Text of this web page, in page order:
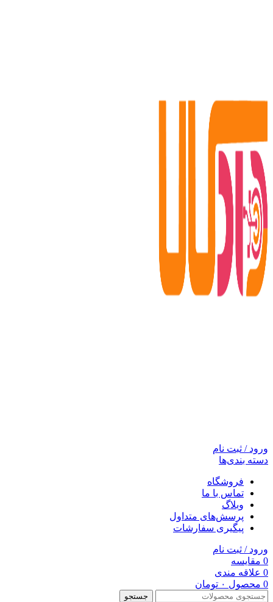
ورود / ثبت نام
دسته بندی‌ها
فروشگاه
تماس با ما
وبلاگ
پرسش‌های متداول
پیگیری سفارشات
ورود / ثبت نام
0 مقایسه
0 علاقه مندی
0 محصول ۰ تومان
جستجو